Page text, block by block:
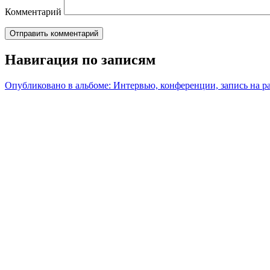
Комментарий
Навигация по записям
Опубликовано в альбоме: Интервью, конференции, запись на